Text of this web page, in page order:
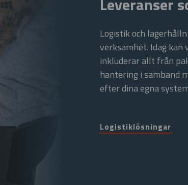
Logistik och
verksamhet. Idag kan
inkluderar allt från
hantering i samband
efter dina egna
Logistiklösningar